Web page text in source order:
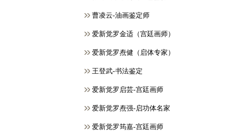
曹凌云-油画鉴定师
爱新觉罗金适（宫廷画师）
爱新觉罗焘健（启体专家）
王登武-书法鉴定
爱新觉罗启芸-宫廷画师
爱新觉罗焘强-启功体名家
爱新觉罗筠嘉-宫廷画师